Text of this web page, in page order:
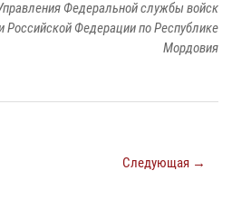
Федеральной службы войск
Российской Федерации по Республике
Мордовия
Следующая →